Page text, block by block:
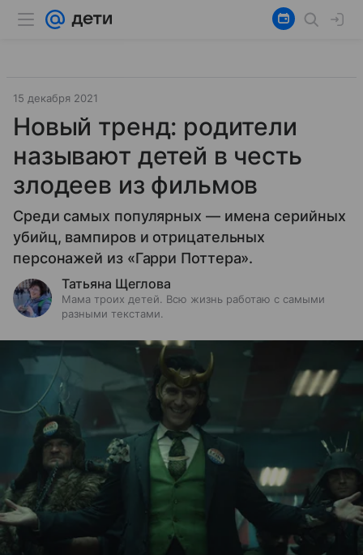
15 декабря 2021
Новый тренд: родители
называют детей в честь
злодеев из фильмов
Среди самых популярных — имена серийных
убийц, вампиров и отрицательных
персонажей из «Гарри Поттера».
Татьяна Щеглова
Мама троих детей. Всю жизнь работаю с самыми
разными текстами.